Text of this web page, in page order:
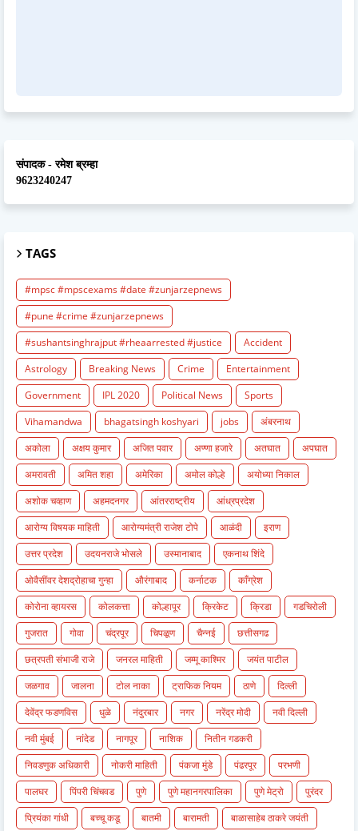
संपादक - रमेश ब्रम्हा
9623240247
TAGS
#mpsc #mpscexams #date #zunjarzepnews
#pune #crime #zunjarzepnews
#sushantsinghrajput #rheaarrested #justice
Accident
Astrology
Breaking News Crime
Entertainment
Government
IPL 2020 Political News
Sports
Vihamandwa
bhagatsingh koshyari jobs
अंबरनाथ
अकोला
अक्षय कुमार अजित पवार अण्णा हजारे अतघात
अपघात
अमरावती
अमित शहा अमेरिका अमोल कोल्हे
अयोध्या निकाल
अशोक चव्हाण
अहमदनगर आंतरराष्ट्रीय
आंध्रप्रदेश
आरोग्य विषयक माहिती
आरोग्यमंत्री राजेश टोपे आळंदी
इराण
उत्तर प्रदेश
उदयनराजे भोसले उस्मानाबाद
एकनाथ शिंदे
ओवैसींवर देशद्रोहाचा गुन्हा
औरंगाबाद कर्नाटक
काँग्रेश
कोरोना व्हायरस
कोलकत्ता कोल्हापूर क्रिकेट क्रिडा
गडचिरोली
गुजरात
गोवा चंद्रपूर चिपळूण चैन्नई
छत्तीसगढ
छत्रपती संभाजी राजे
जनरल माहिती जम्मू काश्मिर
जयंत पाटील
जळगाव
जालना टोल नाका ट्राफिक नियम ठाणे
दिल्ली
देवेंद्र फडणविस
धुळे नंदुरबार नगर नरेंद्र मोदी
नवी दिल्ली
नवी मुंबई
नांदेड नागपूर नाशिक
नितीन गडकरी
निवडणुक अधिकारी
नोकरी माहिती पंकजा मुंडे पंढरपूर
परभणी
पालघर
पिंपरी चिंचवड पुणे पुणे महानगरपालिका पुणे मेट्रो
पुरंदर
प्रियंका गांधी
बच्चू कडू बातमी बारामती बाळासाहेब ठाकरे जयंती